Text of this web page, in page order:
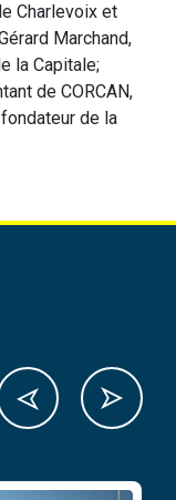
Charlevoix et
Marchand,
la Capitale;
de CORCAN,
de la